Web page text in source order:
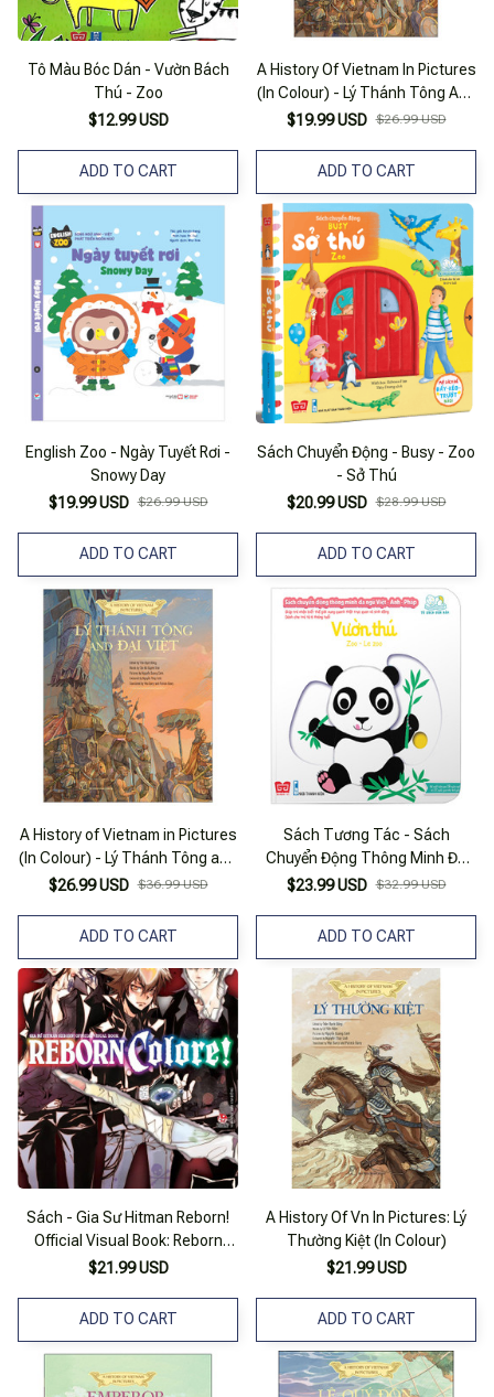
Tô Màu Bóc Dán - Vườn Bách
Thú - Zoo
$12.99 USD
ADD TO CART
A History Of Vietnam In Pictures
(In Colour) - Lý Thánh Tông And
Đại Việt
$19.99 USD $26.99 USD
ADD TO CART
English Zoo - Ngày Tuyết Rơi -
Snowy Day
$19.99 USD $26.99 USD
ADD TO CART
Sách Chuyển Động - Busy - Zoo
- Sở Thú
$20.99 USD $28.99 USD
ADD TO CART
A History of Vietnam in Pictures
(In Colour) - Lý Thánh Tông and
Đại Việt - Bìa Cứng
$26.99 USD $36.99 USD
ADD TO CART
Sách Tương Tác - Sách
Chuyển Động Thông Minh Đa
Ngữ Việt-Anh-Pháp - Vườn Thú
$23.99 USD $32.99 USD
ADD TO CART
Sách - Gia Sư Hitman Reborn!
Official Visual Book: Reborn
Colour!
$21.99 USD
ADD TO CART
A History Of Vn In Pictures: Lý
Thường Kiệt (In Colour)
$21.99 USD
ADD TO CART